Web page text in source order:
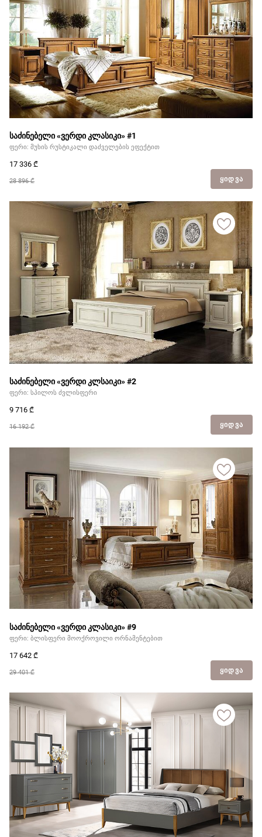
საძინებელი «ვერდი კლასიკი» #1
ფერი: მუხის რუსტიკალი დაძველების ეფექტით
28 896 ₾
17 336 ₾
ᲧᲘᲓᲕᲐ
საძინებელი «ვერდი კლსაიკი» #2
ფერი: სპილოს ძვლისფერი
16 192 ₾
9 716 ₾
ᲧᲘᲓᲕᲐ
საძინებელი «ვერდი კლასიკი» #9
ფერი: ბლისფერი მოოქროვილი ორნამენტებით
29 401 ₾
17 642 ₾
ᲧᲘᲓᲕᲐ